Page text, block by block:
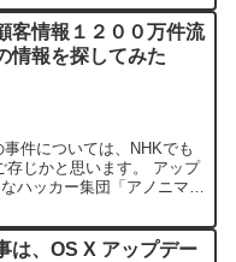
客情報１２００万件流
情報を探してみた
件については、NHKでも
存じかと思います。 アップ
ハッカー集団「アノニマ
は、OS X アップデー